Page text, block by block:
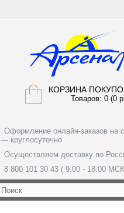
КОРЗИНА
Товаров: 0 (0
Оформление онлайн-заказов на
— круглосуточно
Осуществляем доставку по
8 800 101 30 43 ( 9:00 - 18:00